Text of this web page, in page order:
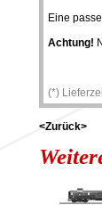
Eine
Achtung!
(*)
<Zurück>